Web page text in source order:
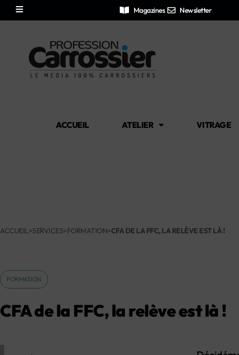
Magazines Newsletter
ACCUEIL ATELIER VITRAGE
ACCUEIL >SERVICES>FORMATION>CFA DE LA FFC, LA RELÈVE EST LÀ !
FORMATION
CFA de la FFC, la relève est là !